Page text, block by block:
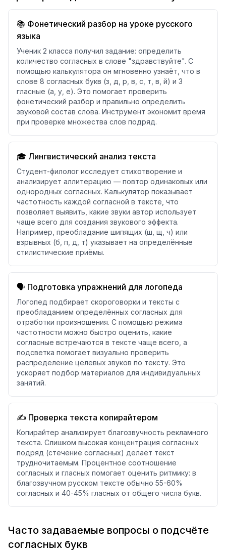
📚 Фонетический разбор на уроке русского
языка
Ученик 2 класса получил задание: определить
количество согласных в слове "здравствуйте". С
помощью калькулятора он мгновенно узнаёт, что в
слове 8 согласных букв (з, д, р, в, с, т, в, й) и 3
гласные (а, у, е). Это помогает проверить
фонетический разбор и правильно определить
звуковой состав слова. Инструмент экономит время
при проверке множества слов подряд.
🎓 Лингвистический анализ текста
Студент-филолог исследует стихотворение и
анализирует аллитерацию — повтор одинаковых или
однородных согласных. Калькулятор показывает
частотность каждой согласной в тексте, что
позволяет выявить, какие звуки автор использует
чаще всего для создания звукового эффекта.
Например, преобладание шипящих (ш, щ, ч) или
взрывных (б, п, д, т) указывает на определённые
стилистические приёмы.
🗣️ Подготовка упражнений для логопеда
Логопед подбирает скороговорки и тексты с
преобладанием определённых согласных для
отработки произношения. С помощью режима
частотности можно быстро оценить, какие
согласные встречаются в тексте чаще всего, а
подсветка помогает визуально проверить
распределение целевых звуков по тексту. Это
ускоряет подбор материалов для индивидуальных
занятий.
✍️ Проверка текста копирайтером
Копирайтер анализирует благозвучность рекламного
текста. Слишком высокая концентрация согласных
подряд (стечение согласных) делает текст
трудночитаемым. Процентное соотношение
согласных и гласных помогает оценить ритмику: в
благозвучном русском тексте обычно 55-60%
согласных и 40-45% гласных от общего числа букв.
Часто задаваемые вопросы о подсчёте
согласных букв